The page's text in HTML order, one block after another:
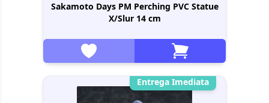
Sakamoto Days PM Perching PVC Statue
X/Slur 14 cm
Entrega Imediata